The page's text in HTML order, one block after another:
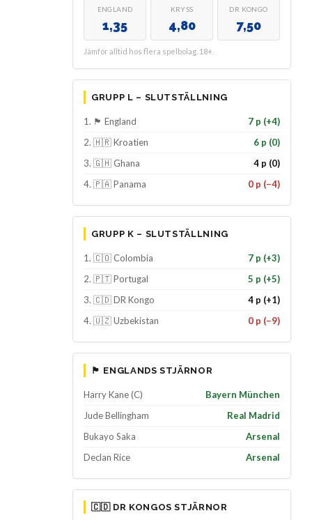
ENGLAND
1,35
KRYSS
4,80
DR KONGO
7,50
Jämför alltid hos flera spelbolag. 18+.
GRUPP L – SLUTSTÄLLNING
1. 🏴 England
7 p (+4)
2. 🇭🇷 Kroatien
6 p (0)
3. 🇬🇭 Ghana
4 p (0)
4. 🇵🇦 Panama
0 p (−4)
GRUPP K – SLUTSTÄLLNING
1. 🇨🇴 Colombia
7 p (+3)
2. 🇵🇹 Portugal
5 p (+5)
3. 🇨🇩 DR Kongo
4 p (+1)
4. 🇺🇿 Uzbekistan
0 p (−9)
🏴 ENGLANDS STJÄRNOR
Harry Kane (C)
Bayern München
Jude Bellingham
Real Madrid
Bukayo Saka
Arsenal
Declan Rice
Arsenal
🇨🇩 DR KONGOS STJÄRNOR